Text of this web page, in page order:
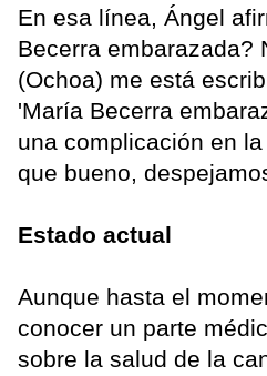
En esa línea, Ángel
Becerra embarazada?
(Ochoa) me está
'María Becerra
una complicación en
que bueno,
Estado actual
Aunque hasta el
conocer un parte
sobre la salud de la